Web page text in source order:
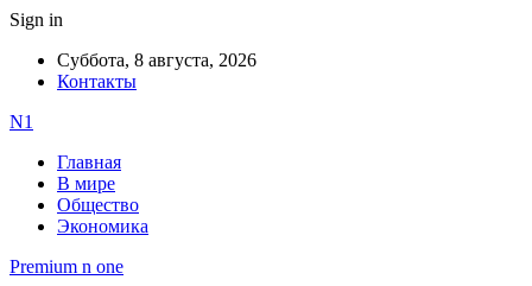
Sign in
Суббота, 8 августа, 2026
Контакты
N1
Главная
В мире
Общество
Экономика
Premium n one